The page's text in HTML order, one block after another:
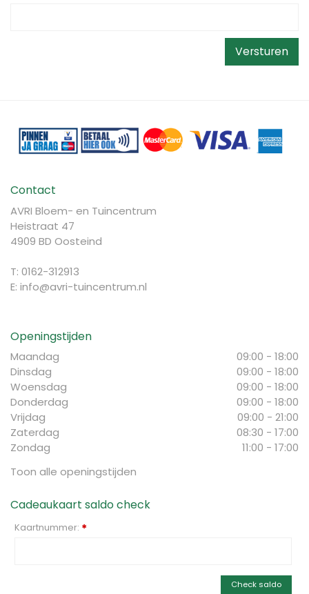
Contact
AVRI Bloem- en Tuincentrum
Heistraat 47
4909 BD Oosteind
T: 0162-312913
E: info@avri-tuincentrum.nl
Openingstijden
Maandag
09:00 - 18:00
Dinsdag
09:00 - 18:00
Woensdag
09:00 - 18:00
Donderdag
09:00 - 18:00
Vrijdag
09:00 - 21:00
Zaterdag
08:30 - 17:00
Zondag
11:00 - 17:00
Toon alle openingstijden
Cadeaukaart saldo check
Kaartnummer: *
Check saldo